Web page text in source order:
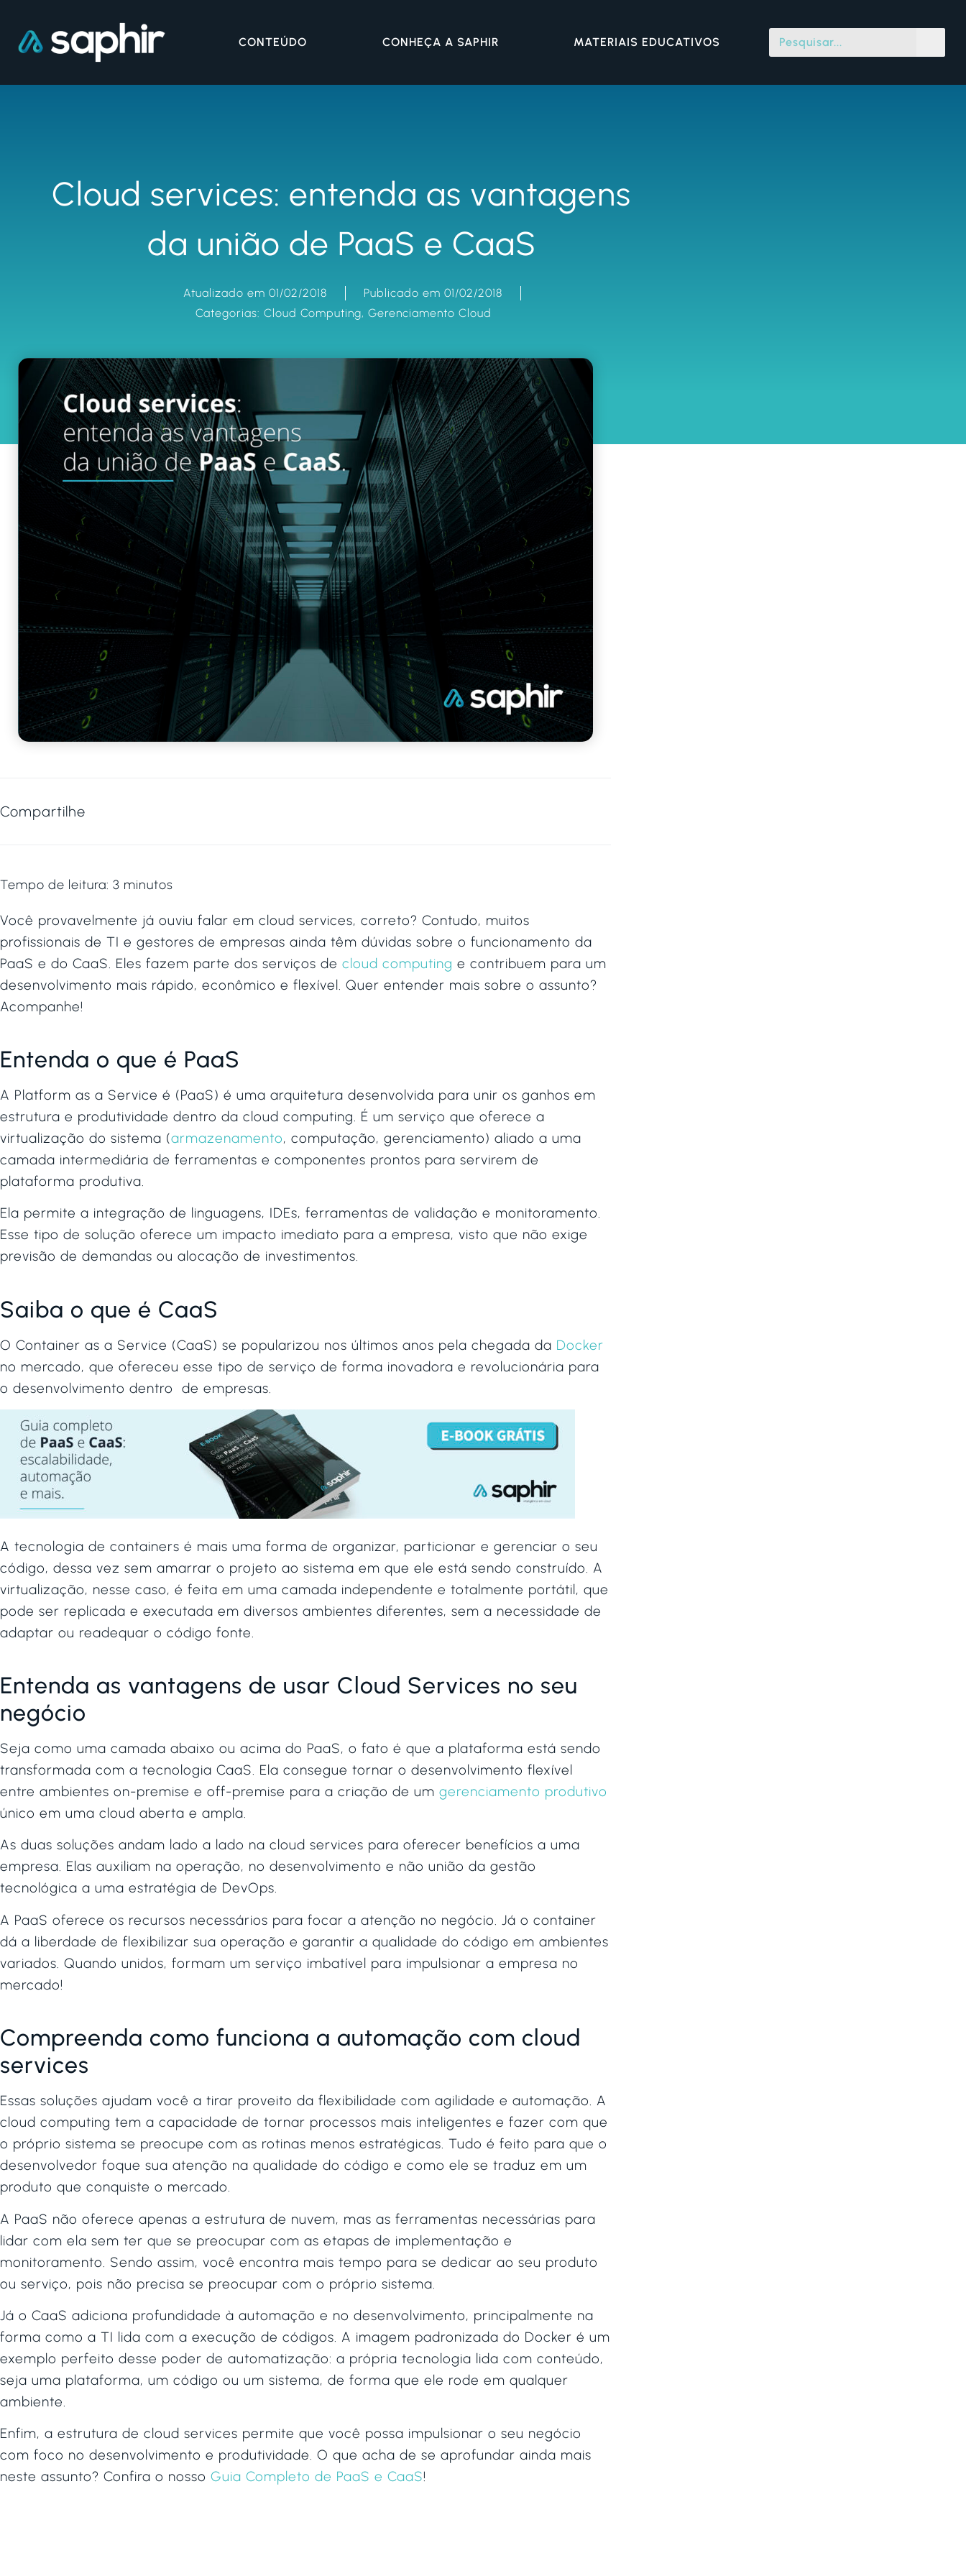
CONTEÚDO CONHEÇA A SAPHIR MATERIAIS EDUCATIVOS
Cloud services: entenda as vantagens
da união de PaaS e CaaS
Atualizado em 01/02/2018
Publicado em 01/02/2018
Categorias: Cloud Computing, Gerenciamento Cloud
Compartilhe
Tempo de leitura: 3 minutos
Você provavelmente já ouviu falar em cloud services, correto? Contudo, muitos
profissionais de TI e gestores de empresas ainda têm dúvidas sobre o funcionamento da
PaaS e do CaaS. Eles fazem parte dos serviços de cloud computing e contribuem para um
desenvolvimento mais rápido, econômico e flexível. Quer entender mais sobre o assunto?
Acompanhe!
Entenda o que é PaaS
A Platform as a Service é (PaaS) é uma arquitetura desenvolvida para unir os ganhos em
estrutura e produtividade dentro da cloud computing. É um serviço que oferece a
virtualização do sistema (armazenamento, computação, gerenciamento) aliado a uma
camada intermediária de ferramentas e componentes prontos para servirem de
plataforma produtiva.
Ela permite a integração de linguagens, IDEs, ferramentas de validação e monitoramento.
Esse tipo de solução oferece um impacto imediato para a empresa, visto que não exige
previsão de demandas ou alocação de investimentos.
Saiba o que é CaaS
O Container as a Service (CaaS) se popularizou nos últimos anos pela chegada da Docker
no mercado, que ofereceu esse tipo de serviço de forma inovadora e revolucionária para
o desenvolvimento dentro de empresas.
A tecnologia de containers é mais uma forma de organizar, particionar e gerenciar o seu
código, dessa vez sem amarrar o projeto ao sistema em que ele está sendo construído. A
virtualização, nesse caso, é feita em uma camada independente e totalmente portátil, que
pode ser replicada e executada em diversos ambientes diferentes, sem a necessidade de
adaptar ou readequar o código fonte.
Entenda as vantagens de usar Cloud Services no seu
negócio
Seja como uma camada abaixo ou acima do PaaS, o fato é que a plataforma está sendo
transformada com a tecnologia CaaS. Ela consegue tornar o desenvolvimento flexível
entre ambientes on-premise e off-premise para a criação de um gerenciamento produtivo
único em uma cloud aberta e ampla.
As duas soluções andam lado a lado na cloud services para oferecer benefícios a uma
empresa. Elas auxiliam na operação, no desenvolvimento e não união da gestão
tecnológica a uma estratégia de DevOps.
A PaaS oferece os recursos necessários para focar a atenção no negócio. Já o container
dá a liberdade de flexibilizar sua operação e garantir a qualidade do código em ambientes
variados. Quando unidos, formam um serviço imbatível para impulsionar a empresa no
mercado!
Compreenda como funciona a automação com cloud
services
Essas soluções ajudam você a tirar proveito da flexibilidade com agilidade e automação. A
cloud computing tem a capacidade de tornar processos mais inteligentes e fazer com que
o próprio sistema se preocupe com as rotinas menos estratégicas. Tudo é feito para que o
desenvolvedor foque sua atenção na qualidade do código e como ele se traduz em um
produto que conquiste o mercado.
A PaaS não oferece apenas a estrutura de nuvem, mas as ferramentas necessárias para
lidar com ela sem ter que se preocupar com as etapas de implementação e
monitoramento. Sendo assim, você encontra mais tempo para se dedicar ao seu produto
ou serviço, pois não precisa se preocupar com o próprio sistema.
Já o CaaS adiciona profundidade à automação e no desenvolvimento, principalmente na
forma como a TI lida com a execução de códigos. A imagem padronizada do Docker é um
exemplo perfeito desse poder de automatização: a própria tecnologia lida com conteúdo,
seja uma plataforma, um código ou um sistema, de forma que ele rode em qualquer
ambiente.
Enfim, a estrutura de cloud services permite que você possa impulsionar o seu negócio
com foco no desenvolvimento e produtividade. O que acha de se aprofundar ainda mais
neste assunto? Confira o nosso Guia Completo de PaaS e CaaS!